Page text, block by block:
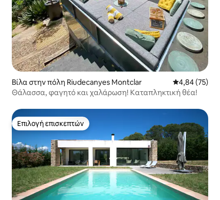
Βίλα στην πόλη Riudecanyes Montclar Μέση
4,84 (75)
Θάλασσα, φαγητό και χαλάρωση! Καταπληκτική θέα!
Επιλογή επισκεπτών
Επιλογή επισκεπτών